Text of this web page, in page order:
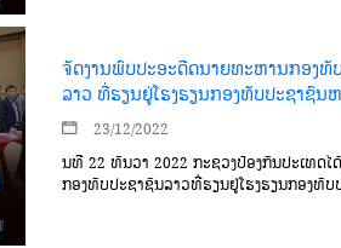
ຈັດງານພົບປະອະດີດນາຍທະຫານກອງທັ
ລາວ ທີ່ຮຽນຢູ່ໂຮງຮຽນກອງທັບປະຊາຊົນ
23/12/2022
ນທີ 22 ທັນວາ 2022 ກະຊວງປ້ອງກັນປະເທດ
ກອງທັບປະຊາຊົນລາວທີ່ຮຽນຢູ່ໂຮງຮຽນກອງທັ